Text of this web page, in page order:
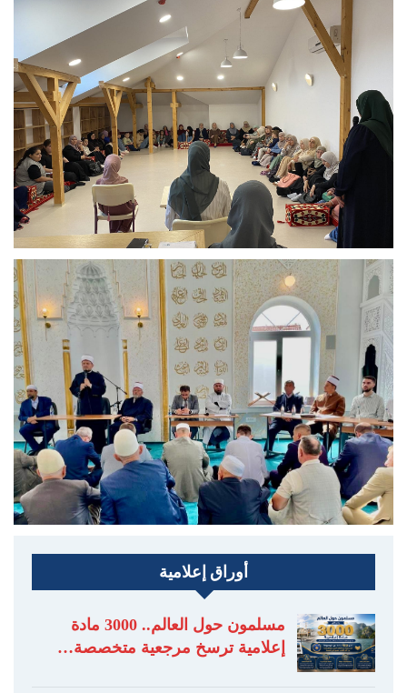
أوراق إعلامية
مسلمون حول العالم.. 3000 مادة
إعلامية ترسخ مرجعية متخصصة…